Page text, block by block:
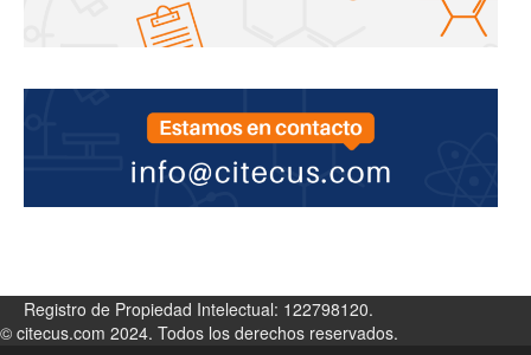
Registro de Propiedad Intelectual: 122798120.
© citecus.com 2024. Todos los derechos reservados.